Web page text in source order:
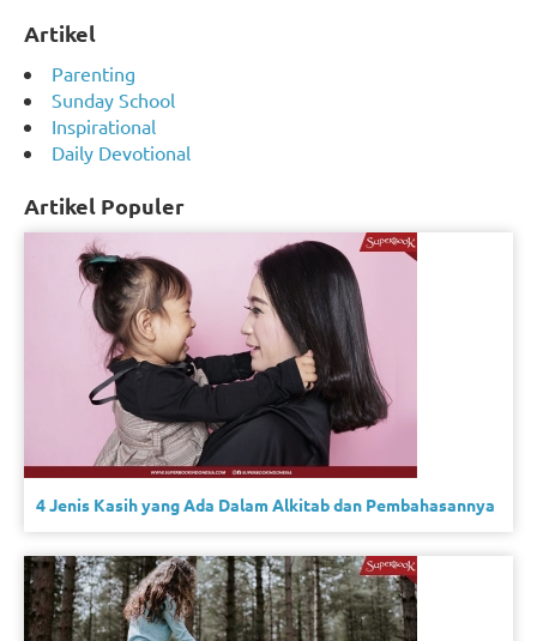
Artikel
Parenting
Sunday School
Inspirational
Daily Devotional
Artikel Populer
4 Jenis Kasih yang Ada Dalam Alkitab dan Pembahasannya